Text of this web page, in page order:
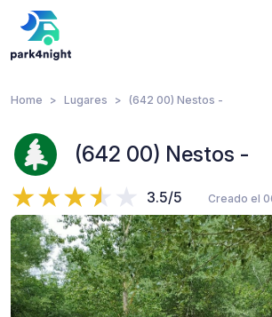
Home Lugares (642 00) Nestos -
(642 00) Nestos -
3.5/5 Creado el